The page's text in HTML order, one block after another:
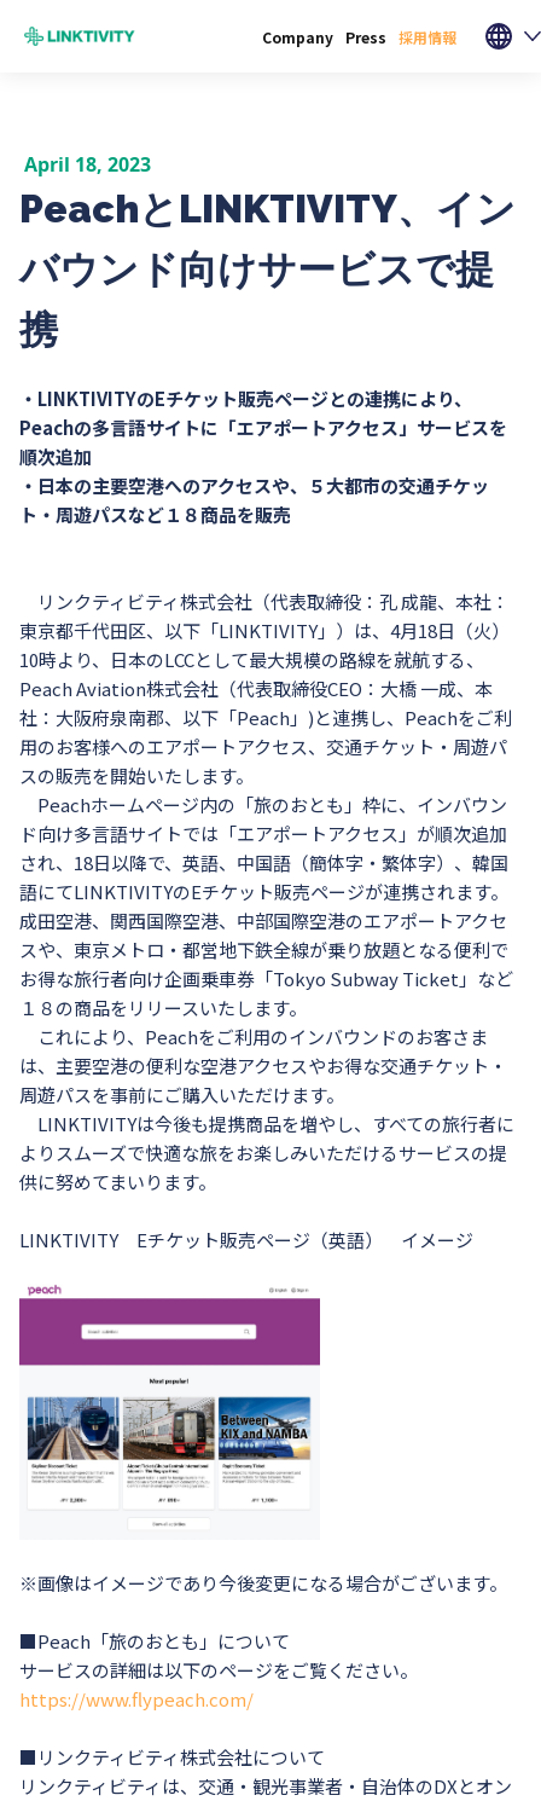
Company Press 採用情報
April 18, 2023
PeachとLINKTIVITY、イン
バウンド向けサービスで提
携
・LINKTIVITYのEチケット販売ページとの連携により、
Peachの多言語サイトに「エアポートアクセス」サービスを
順次追加
・日本の主要空港へのアクセスや、５大都市の交通チケッ
ト・周遊パスなど１８商品を販売
リンクティビティ株式会社（代表取締役：孔 成龍、本社：
東京都千代田区、以下「LINKTIVITY」）は、4月18日（火）
10時より、日本のLCCとして最大規模の路線を就航する、
Peach Aviation株式会社（代表取締役CEO：大橋 一成、本
社：大阪府泉南郡、以下「Peach」)と連携し、Peachをご利
用のお客様へのエアポートアクセス、交通チケット・周遊パ
スの販売を開始いたします。
Peachホームページ内の「旅のおとも」枠に、インバウン
ド向け多言語サイトでは「エアポートアクセス」が順次追加
され、18日以降で、英語、中国語（簡体字・繁体字）、韓国
語にてLINKTIVITYのEチケット販売ページが連携されます。
成田空港、関西国際空港、中部国際空港のエアポートアクセ
スや、東京メトロ・都営地下鉄全線が乗り放題となる便利で
お得な旅行者向け企画乗車券「Tokyo Subway Ticket」など
１８の商品をリリースいたします。
これにより、Peachをご利用のインバウンドのお客さま
は、主要空港の便利な空港アクセスやお得な交通チケット・
周遊パスを事前にご購入いただけます。
LINKTIVITYは今後も提携商品を増やし、すべての旅行者に
よりスムーズで快適な旅をお楽しみいただけるサービスの提
供に努めてまいります。
LINKTIVITY Eチケット販売ページ（英語） イメージ
※画像はイメージであり今後変更になる場合がございます。
■Peach「旅のおとも」について
サービスの詳細は以下のページをご覧ください。
https://www.flypeach.com/
■リンクティビティ株式会社について
リンクティビティは、交通・観光事業者・自治体のDXとオン